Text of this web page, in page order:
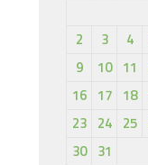
2
3 4
9
10 11
16 17 18
23 24 25
30 31